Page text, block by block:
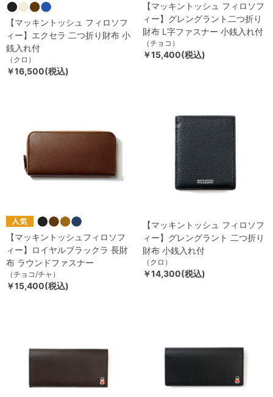
【マッキントッシュ フィロソフ
ィー】エクセラ 二つ折り財布 小
銭入れ付
（クロ）
￥16,500(税込)
【マッキントッシュ フィロソフ
ィー】グレングラント二つ折り
財布 L字ファスナー 小銭入れ付
（チョコ）
￥15,400(税込)
【マッキントッシュフィロソフ
ィー】ロイヤルブラックラ 長財
布 ラウンドファスナー
（チョコ/チャ）
￥15,400(税込)
【マッキントッシュ フィロソフ
ィー】グレングラント 二つ折り
財布 小銭入れ付
（クロ）
￥14,300(税込)